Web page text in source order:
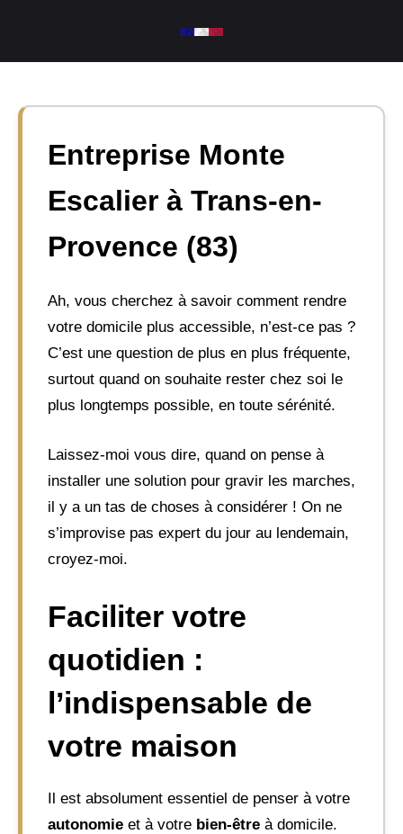
contenu
Entreprise Monte
Escalier à Trans-en-
Provence (83)
Ah, vous cherchez à savoir comment rendre
votre domicile plus accessible, n’est-ce pas ?
C’est une question de plus en plus fréquente,
surtout quand on souhaite rester chez soi le
plus longtemps possible, en toute sérénité.
Laissez-moi vous dire, quand on pense à
installer une solution pour gravir les marches,
il y a un tas de choses à considérer ! On ne
s’improvise pas expert du jour au lendemain,
croyez-moi.
Faciliter votre
quotidien :
l’indispensable de
votre maison
Il est absolument essentiel de penser à votre
autonomie et à votre bien-être à domicile.